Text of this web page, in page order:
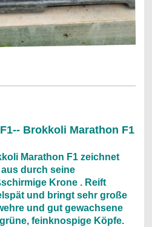
Brokkoli Marathon F1
Marathon F1 zeichnet
durch seine
Krone . Reift
und bringt sehr große
und gut gewachsene
feinknospige Köpfe.